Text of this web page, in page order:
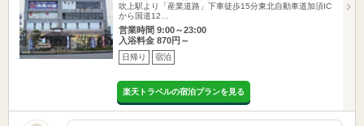
吹上駅より「産業道路」下車徒歩15分東北自動車道加須IC
から国道12…
営業時間 9:00～23:00
入浴料金 870円～
日帰り 宿泊
楽天トラベルの宿泊プランを見る